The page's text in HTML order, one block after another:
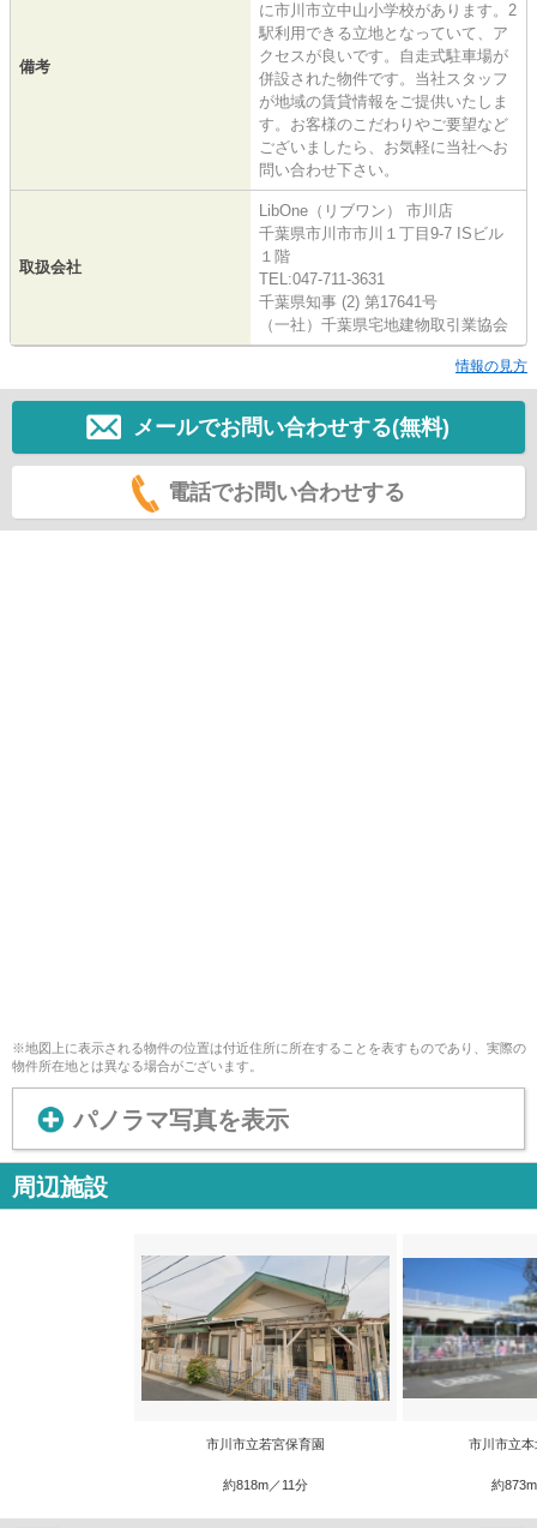
備考
に市川市立中山小学校があります。2
駅利用できる立地となっていて、ア
クセスが良いです。自走式駐車場が
併設された物件です。当社スタッフ
が地域の賃貸情報をご提供いたしま
す。お客様のこだわりやご要望など
ございましたら、お気軽に当社へお
問い合わせ下さい。
取扱会社
LibOne（リブワン） 市川店
千葉県市川市市川１丁目9-7 ISビル
１階
TEL:047-711-3631
千葉県知事 (2) 第17641号
（一社）千葉県宅地建物取引業協会
情報の見方
メールでお問い合わせする(無料)
電話でお問い合わせする
※地図上に表示される物件の位置は付近住所に所在することを表すものであり、実際の
物件所在地とは異なる場合がございます。
パノラマ写真を表示
周辺施設
市川市立若宮保育園
約818m／11分
市川市立
約